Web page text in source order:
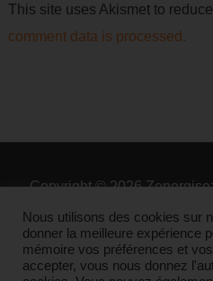
This site uses Akismet to
comment data is processed.
Copyright © 2026
Contact Qui suis-
Nous utilisons des cookies sur
donner la meilleure expérience
mémoire vos préférences et
accepter, vous nous donnez